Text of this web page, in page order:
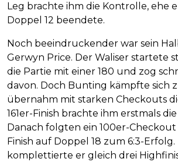
Leg brachte ihm die Kontrolle, ehe
Doppel 12 beendete.
Noch beeindruckender war sein
Gerwyn Price. Der Waliser startete
die Partie mit einer 180 und zog
davon. Doch Bunting kämpfte sich
übernahm mit starken Checkouts
161er-Finish brachte ihm erstmals
Danach folgten ein 100er-Checkout
Finish auf Doppel 18 zum 6:3-Erfolg.
komplettierte er gleich drei